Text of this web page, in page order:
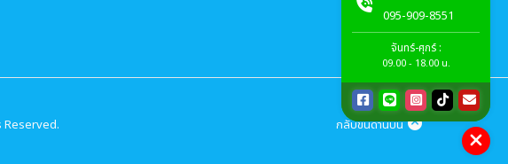
Reserved. กลับขึ้นด้านบน
095-909-8551
จันทร์-ศุกร์ :
09.00 - 18.00 น.